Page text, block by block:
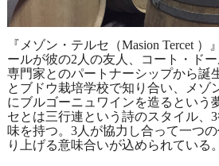
『メゾン・テルセ（Masion Tercet
ールが彼の2人の友人、コート・ド
専門家とのパートナーシップから誕
とブドウ栽培学校で知り合い、メゾ
にブルゴーニュワインを造るという
セとは三行連という詩のスタイル、
味を持つ。3人が協力し合って一つ
り上げる意味合いが込められている。